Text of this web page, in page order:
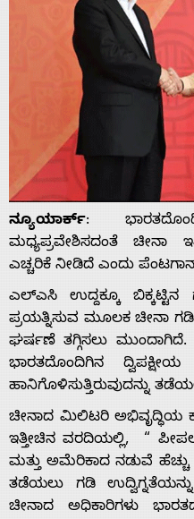
Home
ನ್ಯೂಯಾರ್ಕ್:
ಮಧ್ಯಪ್ರವೇಶಿಸದಂತೆ ಚೀನಾ
ಎಚ್ಚರಿಕೆ ನೀಡಿದೆ‌ ಎಂದು
ಎಲ್‌ಎಸಿ ಉದ್ದಕ್ಕೂ
ಪ್ರಯತ್ನಿಸುವ ಮೂಲಕ ಚೀನಾ ಗಡಿ
ಘರ್ಷಣೆ ತಗ್ಗಿಸಲು
ಭಾರತದೊಂದಿಗಿನ
ಹಾನಿಗೊಳಿಸುತ್ತಿರುವುದನ್ನು
ಚೀನಾದ ಮಿಲಿಟರಿ ಅಭಿವೃದ್ಧಿಯ
ಇತ್ತೀಚಿನ ವರದಿಯಲ್ಲಿ, “
ಮತ್ತು ಅಮೆರಿಕಾದ ನಡುವೆ
ತಡೆಯಲು ಗಡಿ
ಚೀನಾದ ಅಧಿಕಾರಿಗಳು